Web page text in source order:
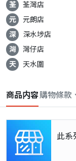
荃
荃灣店
元
元朗店
深
深水埗店
灣
灣仔店
天
天水圍
商品内容購物條款
此系